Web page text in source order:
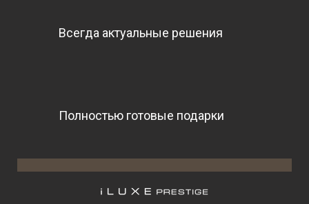
Всегда актуальные решения
Полностью готовые подарки